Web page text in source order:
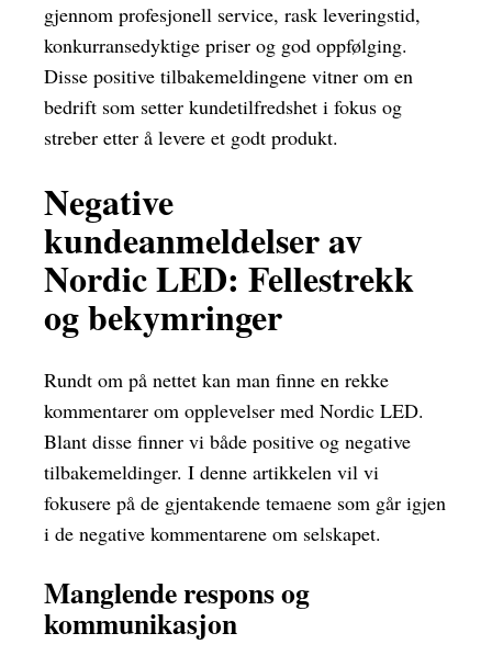
gjennom profesjonell service, rask leveringstid,
konkurransedyktige priser og god oppfølging.
Disse positive tilbakemeldingene vitner om en
bedrift som setter kundetilfredshet i fokus og
streber etter å levere et godt produkt.
Negative
kundeanmeldelser av
Nordic LED: Fellestrekk
og bekymringer
Rundt om på nettet kan man finne en rekke
kommentarer om opplevelser med Nordic LED.
Blant disse finner vi både positive og negative
tilbakemeldinger. I denne artikkelen vil vi
fokusere på de gjentakende temaene som går igjen
i de negative kommentarene om selskapet.
Manglende respons og
kommunikasjon